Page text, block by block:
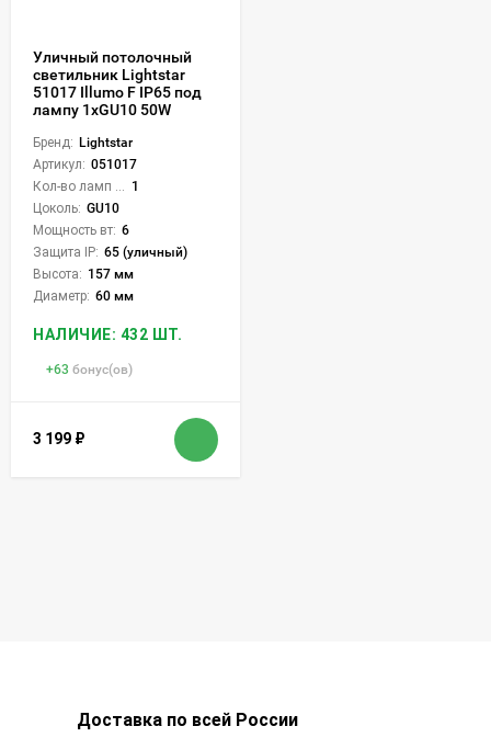
Уличный потолочный
светильник Lightstar
51017 Illumo F IP65 под
лампу 1xGU10 50W
Бренд: Lightstar
Артикул: 051017
1
Цоколь: GU10
Мощность вт: 6
Защита IP: 65 (уличный)
Высота: 157 мм
Диаметр: 60 мм
НАЛИЧИЕ: 432 ШТ.
+63 бонус(ов)
3 199 ₽
Доставка по всей России